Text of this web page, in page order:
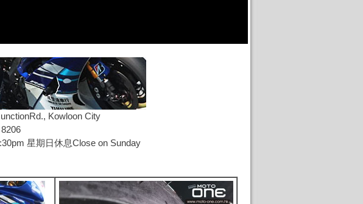
Kowloon City
星期日休息Close on Sunday